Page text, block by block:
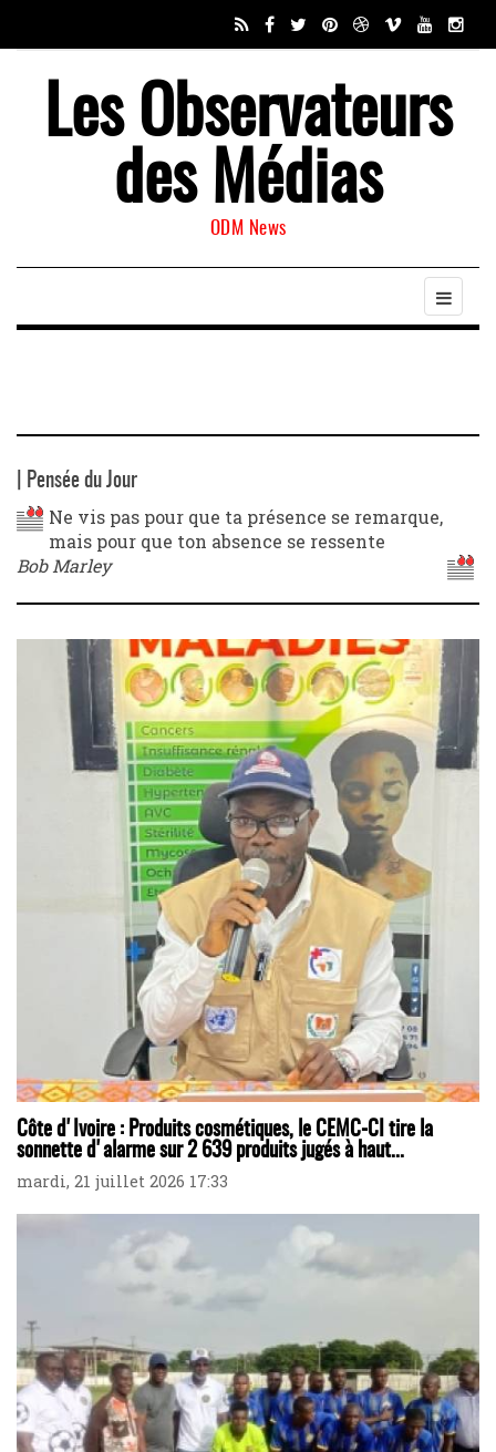
Les Observateurs
des Médias
ODM News
| Pensée du Jour
Ne vis pas pour que ta présence se remarque,
mais pour que ton absence se ressente
Bob Marley
Côte d'Ivoire : Produits cosmétiques, le CEMC-CI tire la
sonnette d'alarme sur 2 639 produits jugés à haut...
mardi, 21 juillet 2026 17:33